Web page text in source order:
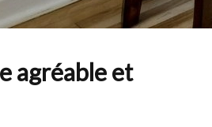
agréable et